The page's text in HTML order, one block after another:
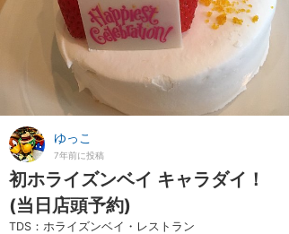
ゆっこ
7年前に投稿
初ホライズンベイ キャラダイ！
(当日店頭予約)
TDS：ホライズンベイ・レストラン